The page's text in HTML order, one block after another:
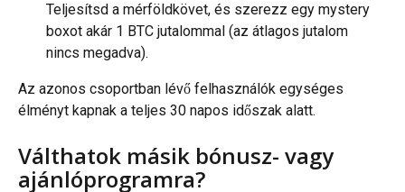
Teljesítsd a mérföldkövet, és szerezz egy mystery
boxot akár 1 BTC jutalommal (az átlagos jutalom
nincs megadva).
Az azonos csoportban lévő felhasználók egységes
élményt kapnak a teljes 30 napos időszak alatt.
Válthatok másik bónusz- vagy
ajánlóprogramra?